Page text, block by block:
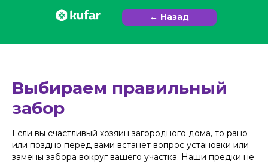
← Назад
Выбираем правильный
забор
Если вы счастливый хозяин загородного дома, то рано
или поздно перед вами встанет вопрос установки или
замены забора вокруг вашего участка. Наши предки не